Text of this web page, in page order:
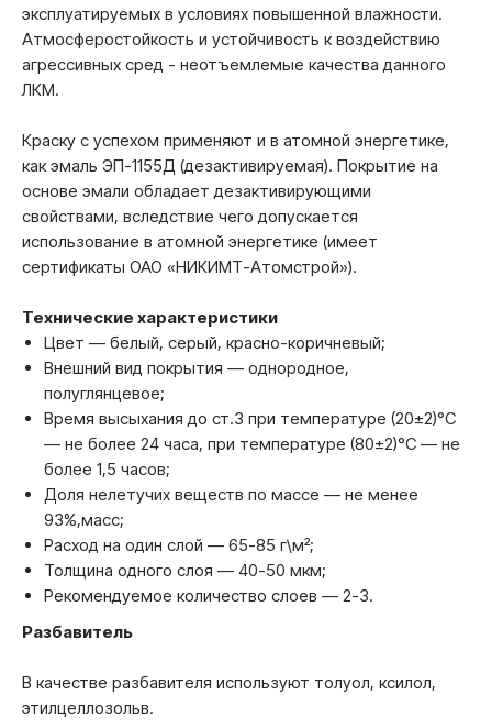
эксплуатируемых в условиях повышенной влажности.
Атмосферостойкость и устойчивость к воздействию
агрессивных сред - неотъемлемые качества данного
ЛКМ.
Краску с успехом применяют и в атомной энергетике,
как эмаль ЭП-1155Д (дезактивируемая). Покрытие на
основе эмали обладает дезактивирующими
свойствами, вследствие чего допускается
использование в атомной энергетике (имеет
сертификаты ОАО «НИКИМТ-Атомстрой»).
Технические характеристики
Цвет — белый, серый, красно-коричневый;
Внешний вид покрытия — однородное,
полуглянцевое;
Время высыхания до ст.3 при температуре (20±2)°С
— не более 24 часа, при температуре (80±2)°С — не
более 1,5 часов;
Доля нелетучих веществ по массе — не менее
93%,масс;
Расход на один слой — 65-85 г\м²;
Толщина одного слоя — 40-50 мкм;
Рекомендуемое количество слоев — 2-3.
Разбавитель
В качестве разбавителя используют толуол, ксилол,
этилцеллозольв.